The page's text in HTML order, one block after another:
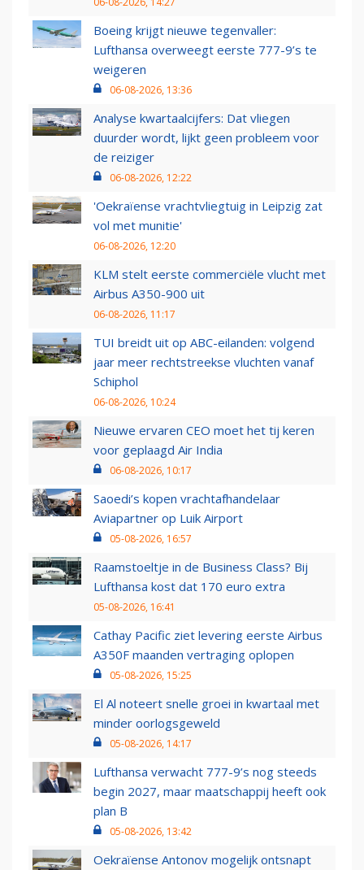
Boeing krijgt nieuwe tegenvaller:
Lufthansa overweegt eerste 777-9’s te
weigeren
06-08-2026, 13:36
Analyse kwartaalcijfers: Dat vliegen
duurder wordt, lijkt geen probleem voor
de reiziger
06-08-2026, 12:22
'Oekraïense vrachtvliegtuig in Leipzig zat
vol met munitie'
06-08-2026, 12:20
KLM stelt eerste commerciële vlucht met
Airbus A350-900 uit
06-08-2026, 11:17
TUI breidt uit op ABC-eilanden: volgend
jaar meer rechtstreekse vluchten vanaf
Schiphol
06-08-2026, 10:24
Nieuwe ervaren CEO moet het tij keren
voor geplaagd Air India
06-08-2026, 10:17
Saoedi’s kopen vrachtafhandelaar
Aviapartner op Luik Airport
05-08-2026, 16:57
Raamstoeltje in de Business Class? Bij
Lufthansa kost dat 170 euro extra
05-08-2026, 16:41
Cathay Pacific ziet levering eerste Airbus
A350F maanden vertraging oplopen
05-08-2026, 15:25
El Al noteert snelle groei in kwartaal met
minder oorlogsgeweld
05-08-2026, 14:17
Lufthansa verwacht 777-9’s nog steeds
begin 2027, maar maatschappij heeft ook
plan B
05-08-2026, 13:42
Oekraïense Antonov mogelijk ontsnapt